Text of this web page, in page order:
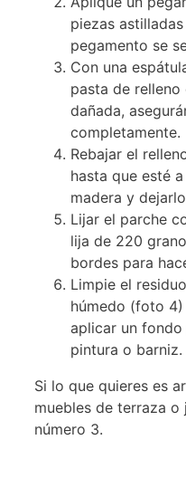
piezas
pegamento se
Con una
pasta de relleno
dañada,
completamente.
Rebajar el
hasta que esté
madera y
Lijar el parche
lija de 220
bordes para
Limpie el
húmedo (foto
aplicar un
pintura o barniz.
Si lo que quieres es
muebles de terraza o
número 3.